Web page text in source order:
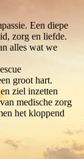
Een diepe
zorg en liefde.
alles wat we
groot hart.
ziel inzetten
medische zorg
het kloppend